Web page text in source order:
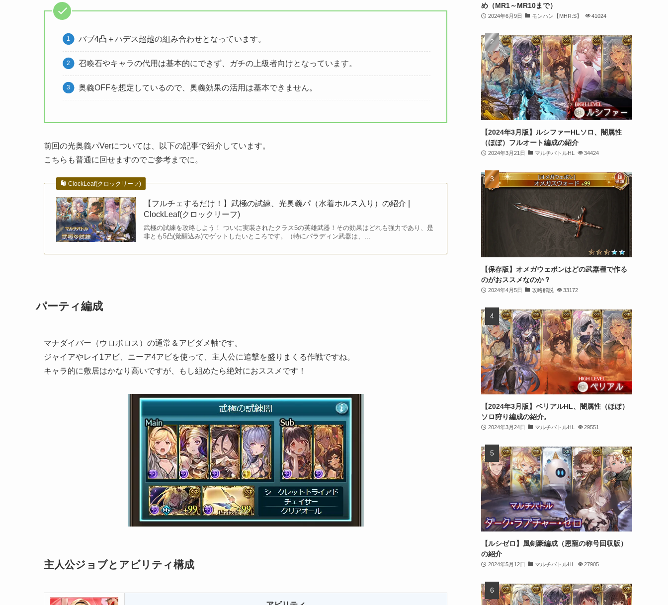
バブ4凸＋ハデス超越の組み合わせとなっています。
召喚石やキャラの代用は基本的にできず、ガチの上級者向けとなっています。
奥義OFFを想定しているので、奥義効果の活用は基本できません。
前回の光奥義パVerについては、以下の記事で紹介しています。
こちらも普通に回せますのでご参考までに。
ClockLeaf(クロックリーフ)
【フルチェするだけ！】武極の試練、光奥義パ（水着ホルス入り）の紹介 |
ClockLeaf(クロックリーフ)
武極の試練を攻略しよう！ ついに実装されたクラス5の英雄武器！その効果はどれも強力であり、是
非とも5凸(覚醒込み)でゲットしたいところです。（特にパラディン武器は、…
パーティ編成
マナダイバー（ウロボロス）の通常＆アビダメ軸です。
ジャイアやレイ1アビ、ニーア4アビを使って、主人公に追撃を盛りまくる作戦ですね。
キャラ的に敷居はかなり高いですが、もし組めたら絶対におススメです！
主人公ジョブとアビリティ構成
め（MR1～MR10まで）
2024年6月9日 モンハン【MHR:S】 41024
【2024年3月版】ルシファーHLソロ、闇属性
（ほぼ）フルオート編成の紹介
2024年3月21日 マルチバトルHL 34424
【保存版】オメガウェポンはどの武器種で作る
のがおススメなのか？
2024年4月5日 攻略解説 33172
【2024年3月版】ベリアルHL、闇属性（ほぼ）
ソロ狩り編成の紹介。
2024年3月24日 マルチバトルHL 29551
【ルシゼロ】風剣豪編成（恩寵の称号回収版）
の紹介
2024年5月12日 マルチバトルHL 27905